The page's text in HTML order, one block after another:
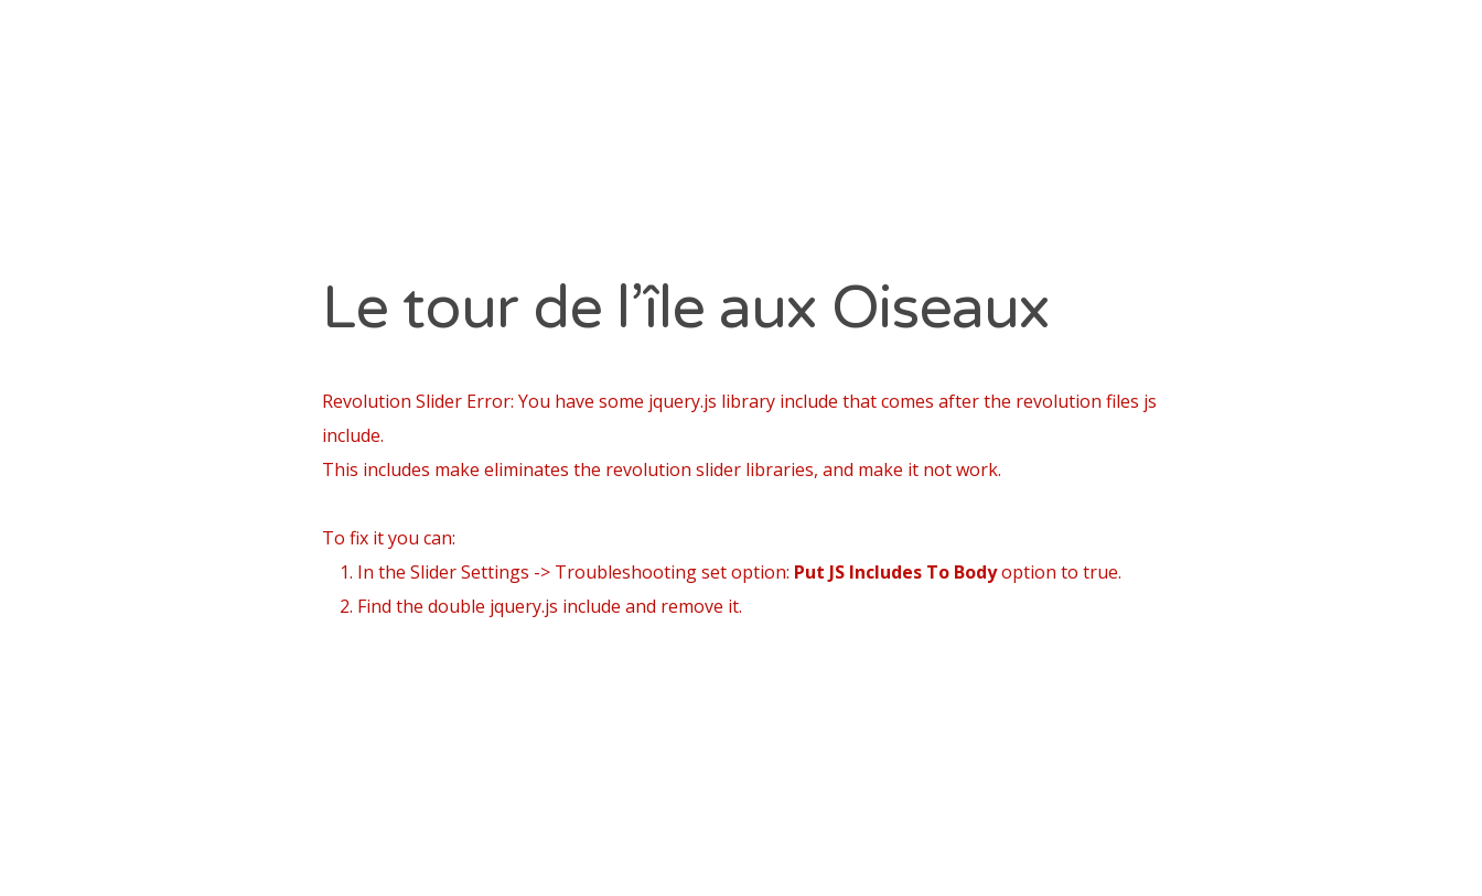
Le tour de l’île aux Oiseaux
Revolution Slider Error: You have some jquery.js library include that comes after the revolution files js
include.
This includes make eliminates the revolution slider libraries, and make it not work.
To fix it you can:
1. In the Slider Settings -> Troubleshooting set option: Put JS Includes To Bodyoption to true.
2. Find the double jquery.js include and remove it.
Arcachon
Huitre
La Teste de Buch